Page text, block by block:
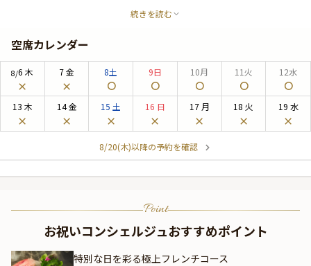
て育てられた南知多のハーブ、地元三河湾で獲れた新鮮な魚介類
に活かし、和食とフレンチを融合した「VITRAスタイル」で大切
な瞬間を彩ります。 大切な顔合わせや一生に一度のプロポーズ、
感動的なアニバーサリーを最高の想い出にするため、特別な時間
をご提供します。ここでしか味わえない雰囲気と味、サービスを
ご堪能ください。
続きを読む
空席カレンダー
8/6 木 7金 8土 9日 10月 11火 12水
13 木 14 金 15 土 16 日 17 月 18 火 19 水
8/20(木)以降の予約を確認
Point
お祝いコンシェルジュおすすめポイント
特別な日を彩る極上フレンチコース